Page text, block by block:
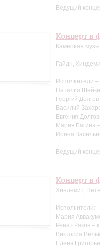
Ведущий
Концерт в
Камерная
Гайдн,
Исполнители
Наталия
Георгий
Василий
Евгения
Мария Багина
Ирина
Ведущий
Концерт в
Хиндемит,
Исполнители:
Мария
Ренат Раков –
Виктория
Елена